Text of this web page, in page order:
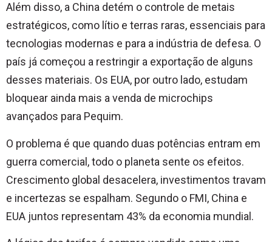
Além disso, a China detém o controle de metais
estratégicos, como lítio e terras raras, essenciais para
tecnologias modernas e para a indústria de defesa. O
país já começou a restringir a exportação de alguns
desses materiais. Os EUA, por outro lado, estudam
bloquear ainda mais a venda de microchips
avançados para Pequim.
O problema é que quando duas potências entram em
guerra comercial, todo o planeta sente os efeitos.
Crescimento global desacelera, investimentos travam
e incertezas se espalham. Segundo o FMI, China e
EUA juntos representam 43% da economia mundial.